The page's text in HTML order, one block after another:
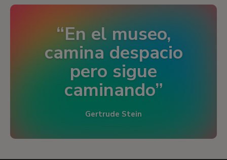
En el museo,
camina despacio
pero sigue
caminando
Gertrude Stein